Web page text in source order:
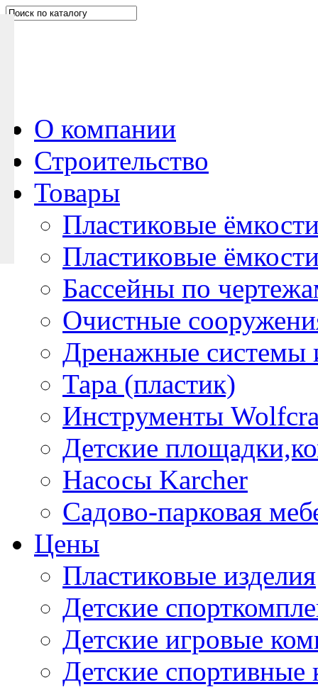
О компании
Строительство
Товары
Пластиковые
Пластиковые
Бассейны по
Очистные
Дренажные системы
Тара (пластик)
Инструменты
Детские
Насосы Karcher
Садово-парковая
Цены
Пластиковые изделия
Детские
Детские игровые
Детские спортивные